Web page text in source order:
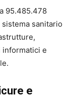
95.485.478
sanitario
informatici e
e